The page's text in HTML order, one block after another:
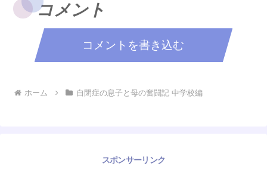
コメント
コメントを書き込む
ホーム 自閉症の息子と母の奮闘記 中学校編
スポンサーリンク